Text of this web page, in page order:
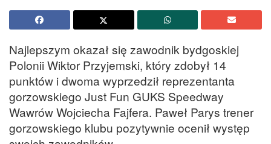
Najlepszym okazał się zawodnik bydgoskiej
Polonii Wiktor Przyjemski, który zdobył 14
punktów i dwoma wyprzedził reprezentanta
gorzowskiego Just Fun GUKS Speedway
Wawrów Wojciecha Fajfera. Paweł Parys trener
gorzowskiego klubu pozytywnie ocenił występ